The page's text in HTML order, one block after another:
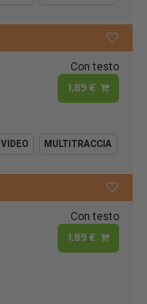
Con testo
1,89 €
VIDEO MULTITRACCIA
Con testo
1,89 €